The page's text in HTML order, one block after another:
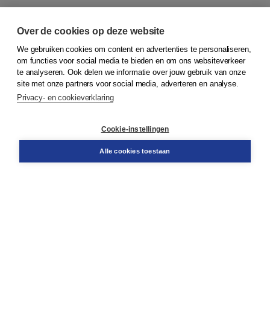
© 2026Koninklijke Boom uitgevers
Bestellen
Over de cookies op deze website
We gebruiken cookies om content en advertenties te personaliseren,
om functies voor social media te bieden en om ons websiteverkeer
te analyseren. Ook delen we informatie over jouw gebruik van onze
site met onze partners voor social media, adverteren en analyse.
Privacy- en cookieverklaring
Cookie-instellingen
Alle cookies toestaan